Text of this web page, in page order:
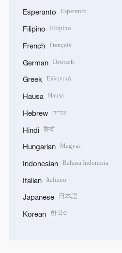
Esperanto Esperanto
Filipino Filipino
French Français
German Deutsch
Greek Ελληνικά
Hausa Hausa
Hebrew עברית
Hindi हिन्दी
Hungarian Magyar
Indonesian Bahasa Indonesia
Italian Italiano
Japanese 日本語
Korean 한국어